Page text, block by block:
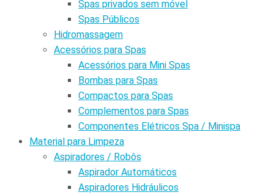
Spas privados sem móvel
Spas Públicos
Hidromassagem
Acessórios para Spas
Acessórios para Mini Spas
Bombas para Spas
Compactos para Spas
Complementos para Spas
Componentes Elétricos Spa / Minispa
Material para Limpeza
Aspiradores / Robôs
Aspirador Automáticos
Aspiradores Hidráulicos